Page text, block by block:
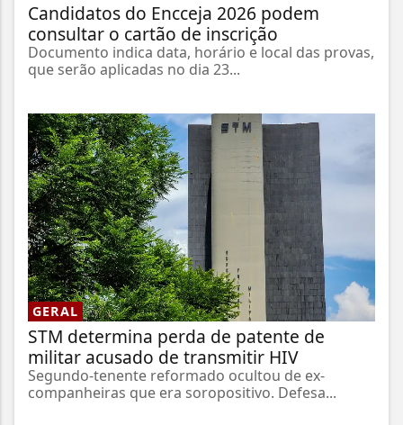
Candidatos do Encceja 2026 podem
consultar o cartão de inscrição
Documento indica data, horário e local das provas,
que serão aplicadas no dia 23...
GERAL
STM determina perda de patente de
militar acusado de transmitir HIV
Segundo-tenente reformado ocultou de ex-
companheiras que era soropositivo. Defesa...